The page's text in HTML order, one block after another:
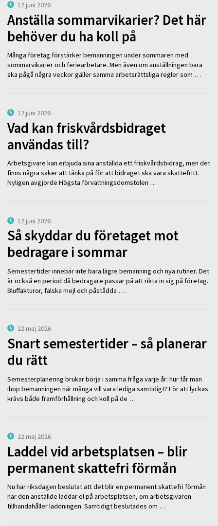
12 juni 2026
Anställa sommarvikarier? Det här
behöver du ha koll på
Många företag förstärker bemanningen under sommaren med
sommarvikarier och feriearbetare. Men även om anställningen bara
ska pågå några veckor gäller samma arbetsrättsliga regler som …
12 juni 2026
Vad kan friskvårdsbidraget
användas till?
Arbetsgivare kan erbjuda sina anställda ett friskvårdsbidrag, men det
finns några saker att tänka på för att bidraget ska vara skattefritt.
Nyligen avgjorde Högsta förvaltningsdomstolen …
12 juni 2026
Så skyddar du företaget mot
bedragare i sommar
Semestertider innebär inte bara lägre bemanning och nya rutiner. Det
är också en period då bedragare passar på att rikta in sig på företag.
Bluffakturor, falska mejl och påstådda …
22 maj 2026
Snart semestertider – så planerar
du rätt
Semesterplanering brukar börja i samma fråga varje år: hur får man
ihop bemanningen när många vill vara lediga samtidigt? För att lyckas
krävs både framförhållning och koll på de …
22 maj 2026
Laddel vid arbetsplatsen – blir
permanent skattefri förmån
Nu har riksdagen beslutat att det blir en permanent skattefri förmån
när den anställde laddar el på arbetsplatsen, om arbetsgivaren
tillhandahåller laddningen. Samtidigt beslutades om …